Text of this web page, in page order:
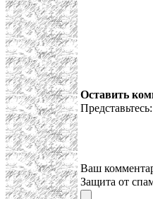
Оставить
Ваш
Защита от